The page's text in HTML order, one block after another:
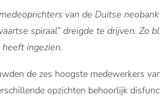
van de Duitse
spiraal” dreigde te drijven. Zo
ingezien.
de zes hoogste medewerkers
opzichten behoorlijk